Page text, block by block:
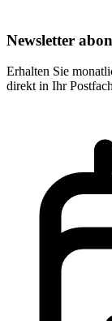
Newsletter
Erhalten Sie
direkt in Ihr